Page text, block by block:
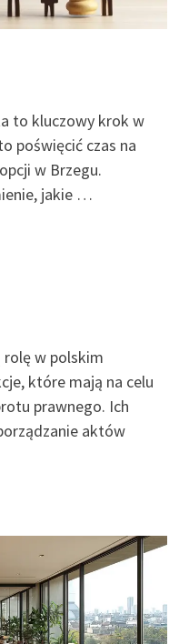
to kluczowy krok w
poświęcić czas na
w Brzegu.
jakie …
w polskim
które mają na celu
prawnego. Ich
aktów